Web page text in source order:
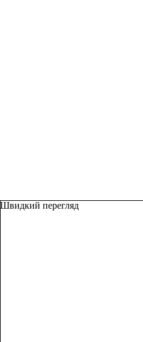
Швидкий перегляд